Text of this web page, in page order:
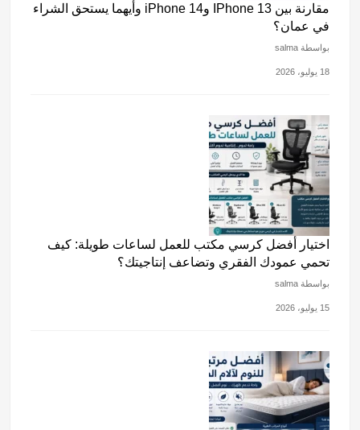
مقارنة بين IPhone 13 وiPhone 14 وأيهما يستحق الشراء
في عمان؟
بواسطة salma
18 يوليو، 2026
اختيار أفضل كرسي مكتب للعمل لساعات طويلة: كيف
تحمي عمودك الفقري وتضاعف إنتاجيتك؟
بواسطة salma
15 يوليو، 2026